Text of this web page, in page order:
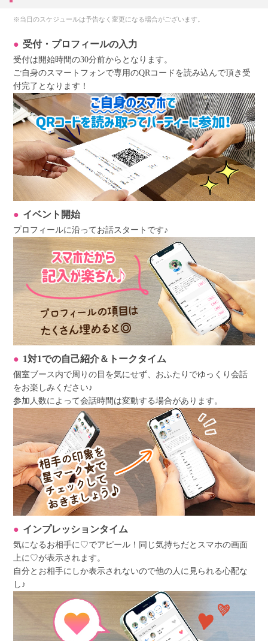
※当日のスケジュールは予告なく変更になる場合がございます。
受付・プロフィールの入力
受付は開始時間の30分前からとなります。
ご自身のスマートフォンで専用のQRコードを読み込んで頂き受
付完了となります！
イベント開始
プロフィールに沿ってお話スタートです♪
1対1での自己紹介＆トークタイム
個室ブース内で周りの目を気にせず、おふたりでゆっくり会話
をお楽しみください♪
参加人数によって会話時間は変動する場合があります。
インプレッションタイム
気になるお相手に♡でアピール！同じ気持ちだとスマホの画面
上に♡が表示されます。
自分とお相手にしか表示されないので他の人に見られる心配な
し♪